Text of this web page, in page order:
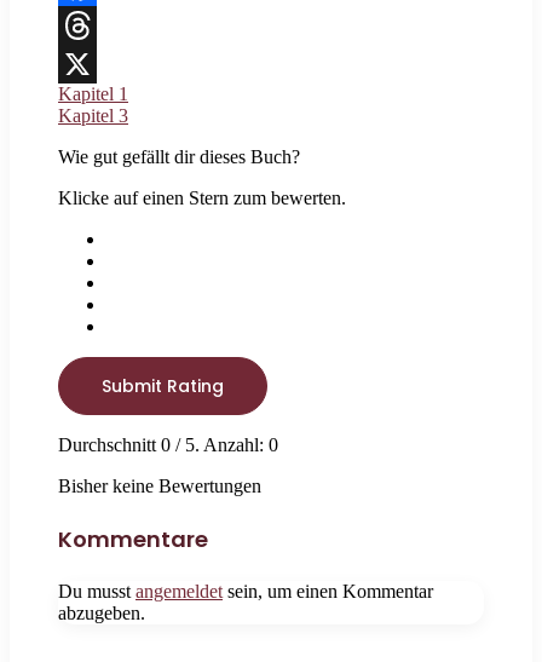
Facebook
Threads
X
Kapitel 1
Kapitel 3
Wie gut gefällt dir dieses Buch?
Klicke auf einen Stern zum bewerten.
Submit Rating
Durchschnitt 0 / 5. Anzahl: 0
Bisher keine Bewertungen
Kommentare
Du musst angemeldet sein, um einen Kommentar
abzugeben.